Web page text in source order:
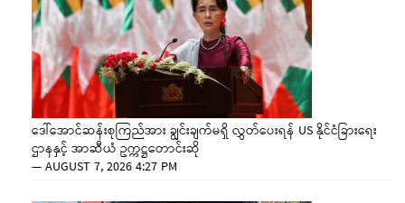
ဒေါ်အောင်ဆန်းစုကြည်အား ချွင်းချက်မရှိ လွှတ်ပေးရန် US နိုင်ငံခြားရေး
ဌာနနှင့် အာဆီယံ ဥက္ကဋ္ဌတောင်းဆို
—AUGUST 7, 2026 4:27 PM